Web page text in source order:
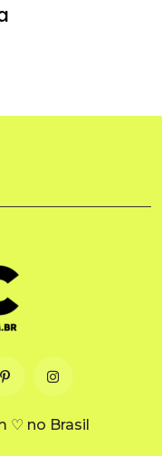
♡ no Brasil